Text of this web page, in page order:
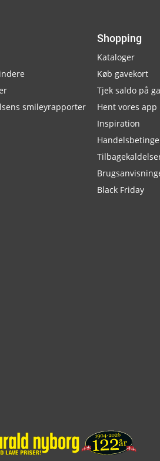
smileyrapporter
Shopping
Kataloger
Køb gavekort
Tjek saldo på
Hent vores app
Inspiration
Black Friday